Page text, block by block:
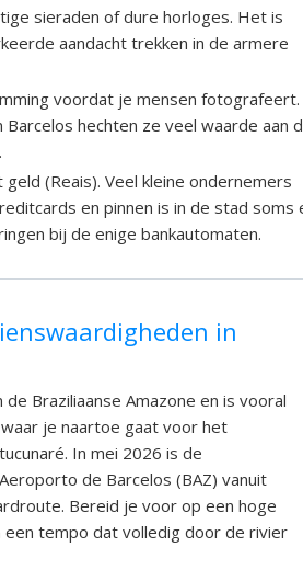
sieraden of dure horloges. Het is
aandacht trekken in de armere
voordat je mensen
Barcelos hechten ze veel waarde aan
(Reais). Veel kleine ondernemers
en pinnen is in de stad soms
bij de enige bankautomaten.
in
Braziliaanse Amazone en is vooral
je naartoe gaat voor het
In mei 2026 is de
de Barcelos (BAZ) vanuit
Bereid je voor op een hoge
een tempo dat volledig door de rivier